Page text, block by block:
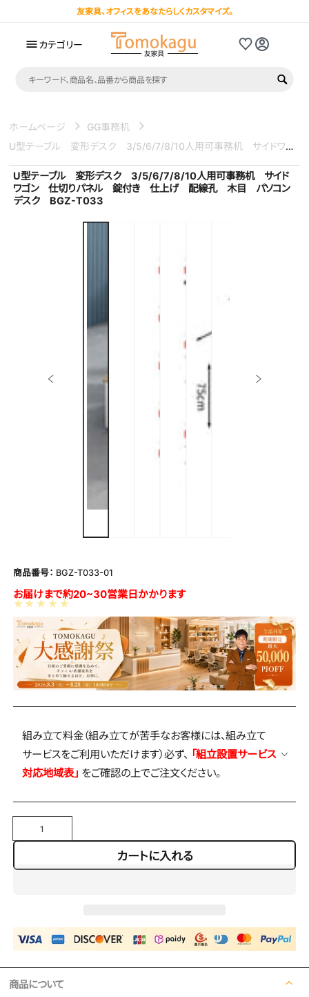
コンテンツにス友家具、オフィスをあなたらしくカスタマイズ。
カテゴリー
ホームページ
GG事務机
U型テーブル 変形デスク 3/5/6/7/8/10人用可事務机 サイドワゴン 仕切りパネル 錠付き 仕上げ 配線孔 木目 パソコンデスク BGZ-T033
U型テーブル 変形デスク 3/5/6/7/8/10人用可事務机 サイド
ワゴン 仕切りパネル 錠付き 仕上げ 配線孔 木目 パソコン
デスク BGZ-T033
商品の情報にスキッ
商品番号： BGZ-T033-01
お届けまで約20~30営業日かかります
組み立て料金（組み立てが苦手なお客様には、組み立て
サービスをご利用いただけます）必ず、 「組立設置サービス
対応地域表」 をご確認の上でご注文ください。
量
カートに入れる
商品について